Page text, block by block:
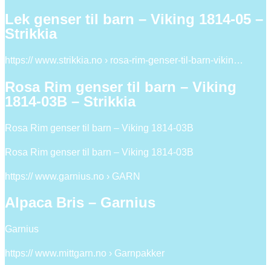
Lek genser til barn – Viking 1814-05 –
Strikkia
https:// www.strikkia.no › rosa-rim-genser-til-barn-vikin…
Rosa Rim genser til barn – Viking
1814-03B – Strikkia
Rosa Rim genser til barn – Viking 1814-03B
Rosa Rim genser til barn – Viking 1814-03B
https:// www.garnius.no › GARN
Alpaca Bris – Garnius
Garnius
https:// www.mittgarn.no › Garnpakker